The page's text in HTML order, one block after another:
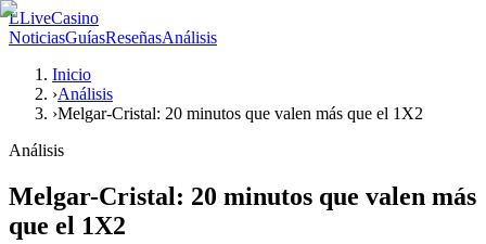
LLiveCasino
NoticiasGuíasReseñasAnálisis
Inicio
›Análisis
›Melgar-Cristal: 20 minutos que valen más que el 1X2
Análisis
Melgar-Cristal: 20 minutos que valen más
que el 1X2